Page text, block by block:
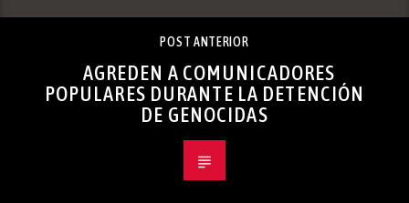
POST ANTERIOR
AGREDEN A COMUNICADORES
POPULARES DURANTE LA DETENCIÓN
DE GENOCIDAS